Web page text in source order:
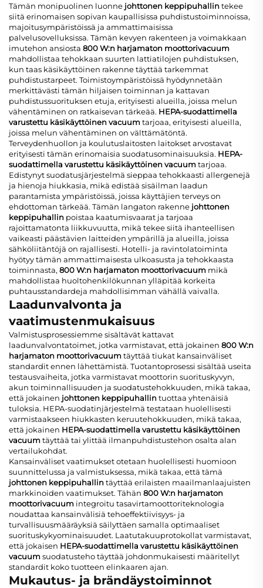
Tämän monipuolinen luonne johttonen keppipuhallintekee
siitä erinomaisen sopivan kaupallisissa puhdistustoiminnoissa,
majoitusympäristöissä ja ammattimaisissa
palvelusovelluksissa. Tämän kevyen rakenteen ja voimakkaan
imutehon ansiosta 800 W:n harjamaton moottorivacuum
mahdollistaa tehokkaan suurten lattiatilojen puhdistuksen,
kun taas käsikäyttöinen rakenne täyttää tarkemmat
puhdistustarpeet. Toimistoympäristöissä hyödynnetään
merkittävästi tämän hiljaisen toiminnan ja kattavan
puhdistussuorituksen etuja, erityisesti alueilla, joissa melun
vähentäminen on ratkaisevan tärkeää. HEPA-suodattimella
varustettu käsikäyttöinen vacuumtarjoaa, erityisesti alueilla,
joissa melun vähentäminen on välttämätöntä.
Terveydenhuollon ja koulutuslaitosten laitokset arvostavat
erityisesti tämän erinomaisia suodatusominaisuuksia. HEPA-
suodattimella varustettu käsikäyttöinen vacuumtarjoaa.
Edistynyt suodatusjärjestelmä sieppaa tehokkaasti allergenejä
ja hienoja hiukkasia, mikä edistää sisäilman laadun
parantamista ympäristöissä, joissa käyttäjien terveys on
ehdottoman tärkeää. Tämän langaton rakenne johttonen
keppipuhallin poistaa kaatumisvaarat ja tarjoaa
rajoittamatonta liikkuvuutta, mikä tekee siitä ihanteellisen
vaikeasti päästävien laitteiden ympärillä ja alueilla, joissa
sähköliitäntöjä on rajallisesti. Hotelli- ja ravintolatoiminta
hyötyy tämän ammattimaisesta ulkoasusta ja tehokkaasta
toiminnasta, 800 W:n harjamaton moottorivacuum mikä
mahdollistaa huoltohenkilökunnan ylläpitää korkeita
puhtausstandardeja mahdollisimman vähällä vaivalla.
Laadunvalvonta ja
vaatimustenmukaisuus
Valmistusprosessiemme sisältävät kattavat
laadunvalvontatoimet, jotka varmistavat, että jokainen 800 W:n
harjamaton moottorivacuumtäyttää tiukat kansainväliset
standardit ennen lähettämistä. Tuotantoprosessi sisältää useita
testausvaiheita, jotka varmistavat moottorin suorituskyvyn,
akun toiminnallisuuden ja suodatus­tehokkuuden, mikä takaa,
että jokainen johttonen keppipuhallintuottaa yhtenäisiä
tuloksia. HEPA-suodatinjärjestelmä testataan huolellisesti
varmistaakseen hiukkasten keruu­tehokkuuden, mikä takaa,
että jokainen HEPA-suodattimella varustettu käsikäyttöinen
vacuumtäyttää tai ylittää ilmanpuhdistustehon osalta alan
vertailukohdat.
Kansainväliset vaatimukset otetaan huolellisesti huomioon
suunnittelussa ja valmistuksessa, mikä takaa, että tämä
johttonen keppipuhallintäyttää erilaisten maailmanlaajuisten
markkinoiden vaatimukset. Tähän 800 W:n harjamaton
moottorivacuum integroitu tasavirtamoottoriteknologia
noudattaa kansainvälisiä tehoeffektiivisyys- ja
turvallisuusmääräyksiä säilyttäen samalla optimaaliset
suorituskykyominaisuudet. Laatutakuuprotokollat varmistavat,
että jokaisen HEPA-suodattimella varustettu käsikäyttöinen
vacuumsuodatusteho täyttää johdonmukaisesti määritellyt
standardit koko tuotteen elinkaaren ajan.
Mukautus- ja brändäystoiminnot